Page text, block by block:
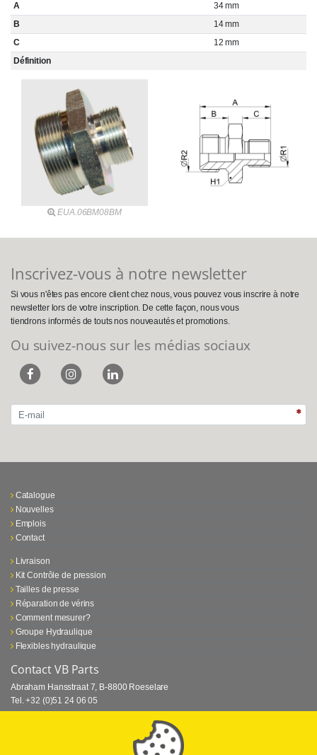
A
34 mm
B
14 mm
C
12 mm
Définition
EUA.06BM08BM
Inscrivez-vous à notre newsletter
Si vous n'êtes pas encore client chez nous, vous pouvez vous inscrire à notre
newsletter lors de votre inscription. De cette façon, nous vous
tiendrons informés de touts nos nouveautés et promotions.
Ou suivez-nous sur les médias sociaux
Catalogue
Nouvelles
Emplois
Contact
Livraison
Kit Contrôle de pression
Tailles de presse
Réparation de vérins
Comment mesurer?
Groupe Hydraulique
Flexibles hydraulique
Contact VB Parts
Abraham Hansstraat 7, B-8800 Roeselare
Tel. +32 (0)51 24 06 05
⏳ Dernier mois de promotion Webtec!